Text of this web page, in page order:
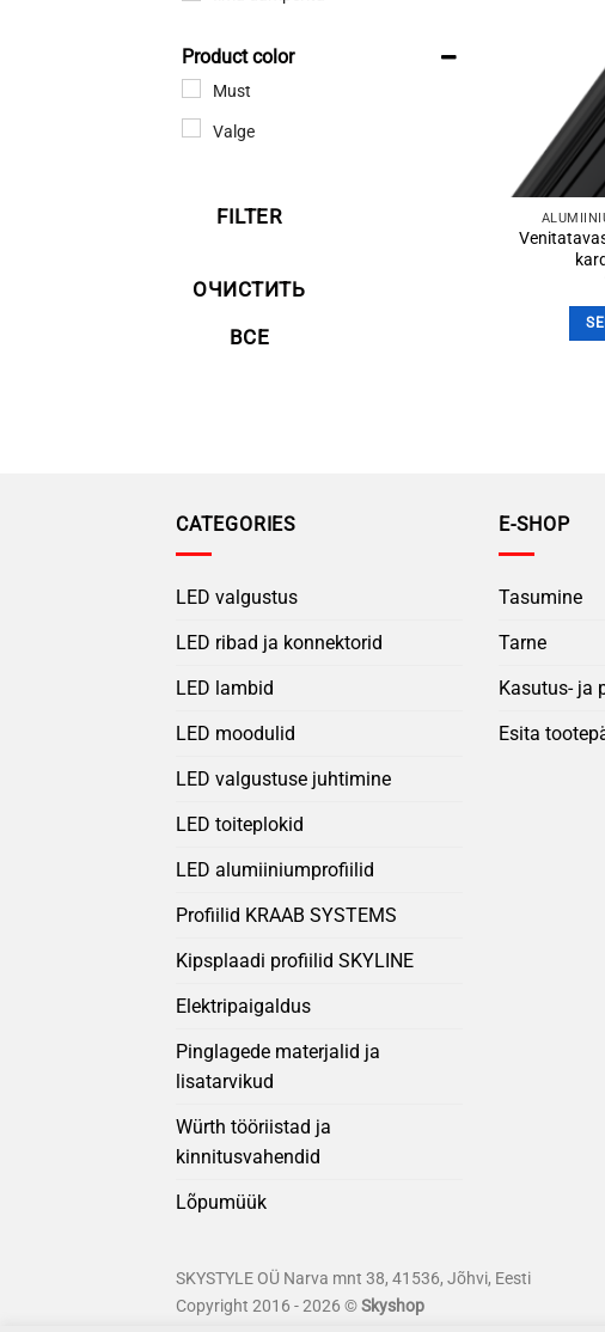
Product color
Must
Valge
FILTER
ОЧИСТИТЬ
ВСЕ
CATEGORIES
LED valgustus
LED ribad ja konnektorid
LED lambid
LED moodulid
LED valgustuse juhtimine
LED toiteplokid
LED alumiiniumprofiilid
Profiilid KRAAB SYSTEMS
Kipsplaadi profiilid SKYLINE
Elektripaigaldus
Pinglagede materjalid ja
lisatarvikud
Würth tööriistad ja
kinnitusvahendid
Lõpumüük
E-SHOP
Tasumine
Tarne
Kasutus- ja
Esita
SKYSTYLE OÜ Narva mnt 38, 41536, Jõhvi, Eesti
Copyright 2016 - 2026 ©Skyshop